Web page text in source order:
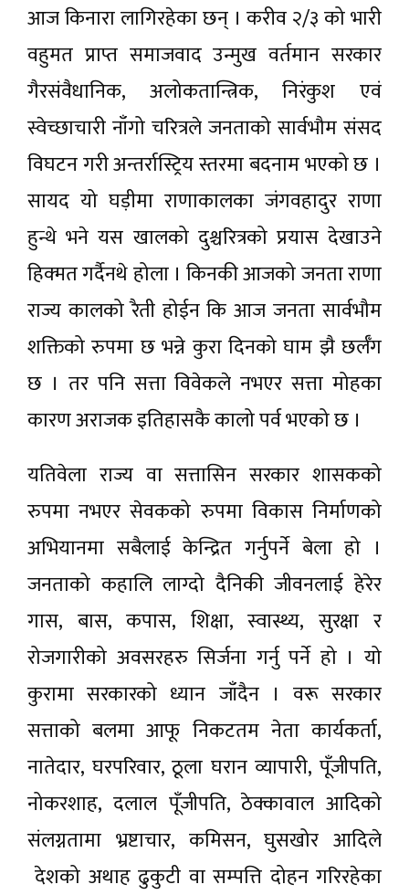
आज किनारा लागिरहेका छन् । करीव २/३ को भारी
वहुमत प्राप्त समाजवाद उन्मुख वर्तमान सरकार
गैरसंवैधानिक, अलोकतान्त्रिक, निरंकुश एवं
स्वेच्छाचारी नाँगो चरित्रले जनताको सार्वभौम संसद
विघटन गरी अन्तर्रास्ट्रिय स्तरमा बदनाम भएको छ ।
सायद यो घड़ीमा राणाकालका जंगवहादुर राणा
हुन्थे भने यस खालको दुश्चरित्रको प्रयास देखाउने
हिक्मत गर्दैनथे होला । किनकी आजको जनता राणा
राज्य कालको रैती होईन कि आज जनता सार्वभौम
शक्तिको रुपमा छ भन्ने कुरा दिनको घाम झै छर्लँग
छ । तर पनि सत्ता विवेकले नभएर सत्ता मोहका
कारण अराजक इतिहासकै कालो पर्व भएको छ ।
यतिवेला राज्य वा सत्तासिन सरकार शासकको
रुपमा नभएर सेवकको रुपमा विकास निर्माणको
अभियानमा सबैलाई केन्द्रित गर्नुपर्ने बेला हो ।
जनताको कहालि लाग्दो दैनिकी जीवनलाई हेरेर
गास, बास, कपास, शिक्षा, स्वास्थ्य, सुरक्षा र
रोजगारीको अवसरहरु सिर्जना गर्नु पर्ने हो । यो
कुरामा सरकारको ध्यान जाँदैन । वरू सरकार
सत्ताको बलमा आफू निकटतम नेता कार्यकर्ता,
नातेदार, घरपरिवार, ठूला घरान व्यापारी, पूँजीपति,
नोकरशाह, दलाल पूँजीपति, ठेक्कावाल आदिको
संलग्नतामा भ्रष्टाचार, कमिसन, घुसखोर आदिले
देशको अथाह ढुकुटी वा सम्पत्ति दोहन गरिरहेका